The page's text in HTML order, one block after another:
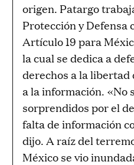
origen. Patargo
Protección y Defensa
Artículo 19 para
la cual se dedica a
derechos a la libertad
a la información. «No
sorprendidos por el
falta de información
dijo. A raíz del
México se vio